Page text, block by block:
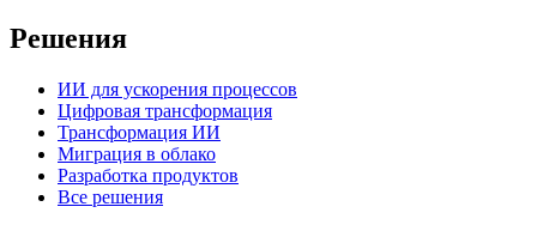
Решения
ИИ для ускорения процессов
Цифровая трансформация
Трансформация ИИ
Миграция в облако
Разработка продуктов
Все решения